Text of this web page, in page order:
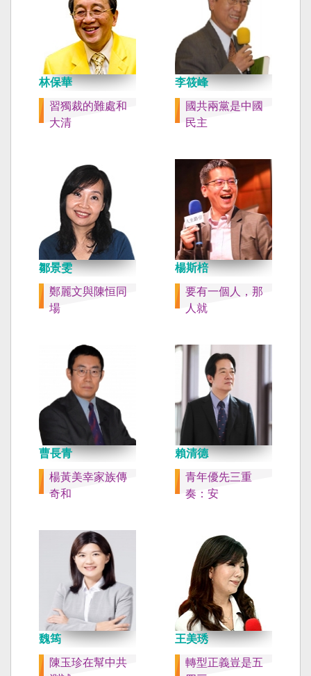
林保華
習獨裁的難處和
大清
李筱峰
國共兩黨是中國
民主
鄒景雯
鄭麗文與陳恒同
場
楊斯棓
要有一個人，那
人就
曹長青
楊黃美幸家族傳
奇和
賴清德
青年優先三重
奏：安
魏筠
陳玉珍在幫中共
王美琇
轉型正義豈是五